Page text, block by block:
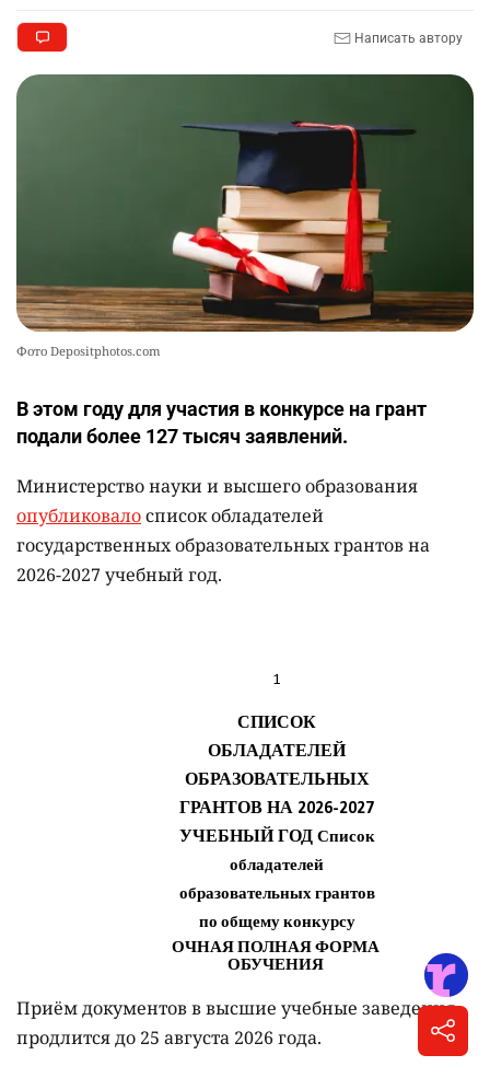
Написать автору
Фото Depositphotos.com
В этом году для участия в конкурсе на грант
подали более 127 тысяч заявлений.
Министерство науки и высшего образования
опубликовалосписок обладателей
государственных образовательных грантов на
2026-2027 учебный год.
Приём документов в высшие учебные заведения
продлится до 25 августа 2026 года.